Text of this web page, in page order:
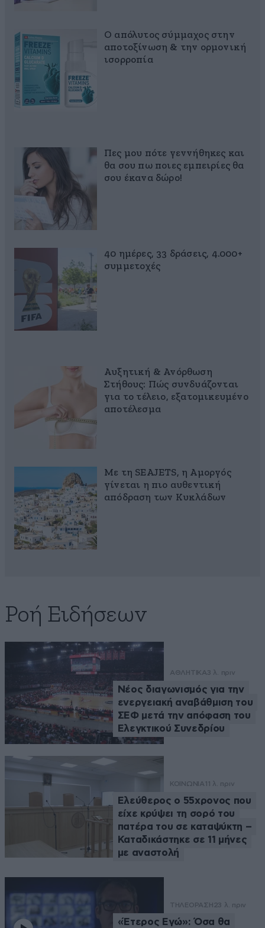
Ο απόλυτος σύμμαχος στην
αποτοξίνωση & την ορμονική
ισορροπία
Πες μου πότε γεννήθηκες και
θα σου πω ποιες εμπειρίες θα
σου έκανα δώρο!
40 ημέρες, 33 δράσεις, 4.000+
συμμετοχές
Αυξητική & Ανόρθωση
Στήθους: Πώς συνδυάζονται
για το τέλειο, εξατομικευμένο
αποτέλεσμα
Με τη SEAJETS, η Αμοργός
γίνεται η πιο αυθεντική
απόδραση των Κυκλάδων
Ροή Ειδήσεων
ΑΘΛΗΤΙΚΑ3 λ. πριν
Νέος διαγωνισμός για την
ενεργειακή αναβάθμιση του
ΣΕΦ μετά την απόφαση του
Ελεγκτικού Συνεδρίου
ΚΟΙΝΩΝΙΑ 11 λ. πριν
Ελεύθερος ο 55χρονος που
είχε κρύψει τη σορό του
πατέρα του σε καταψύκτη –
Καταδικάστηκε σε 11 μήνες
με αναστολή
ΤΗΛΕΟΡΑΣΗ 23 λ. πριν
«Έτερος Εγώ»: Όσα θα